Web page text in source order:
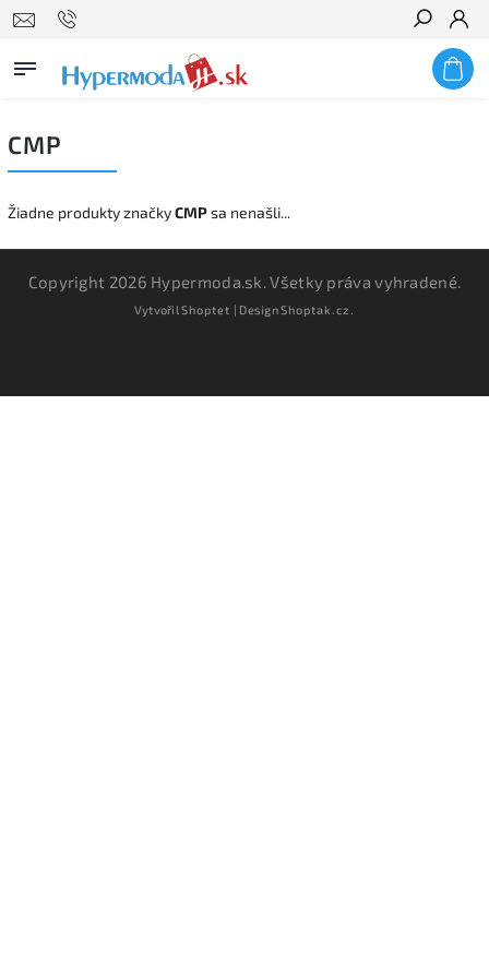
Hľadať
CMP
Žiadne produkty značkyCMPsa nenašli...
Copyright 2026 Hypermoda.sk. Všetky práva vyhradené.
VytvořilShoptet | DesignShoptak.cz.